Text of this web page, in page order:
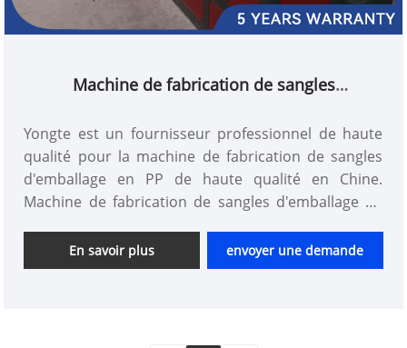
Machine de fabrication de sangles
Yongte est un fournisseur professionnel de haute
qualité pour la machine de fabrication de sangles
d'emballage en PP de haute qualité en Chine.
Machine de fabrication de sangles d'emballage en
de cartons et de palettes. Ils sont couramment
utilisés dans des secteurs tels que la logistique, les
En savoir plus envoyer une demande